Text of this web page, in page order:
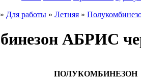
» Для работы » Летняя »
АБРИС
ПОЛУКОМБИНЕЗОН